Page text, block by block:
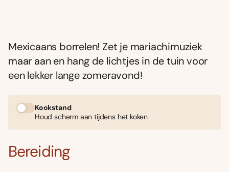
Mexicaans borrelen! Zet je mariachimuziek
maar aan en hang de lichtjes in de tuin voor
een lekker lange zomeravond!
Kookstand
Houd scherm aan tijdens het koken
Bereiding